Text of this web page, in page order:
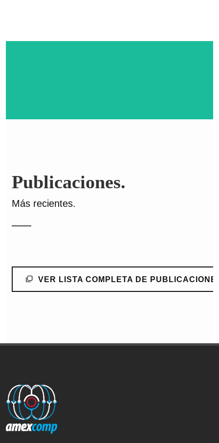
Publicaciones.
Más recientes.
VER LISTA COMPLETA DE